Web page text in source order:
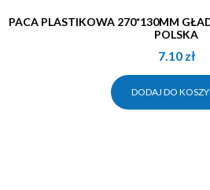
PACA PLASTIKOWA 270*130MM GŁADKA UCHWYT OTWARTY,
POLSKA
7.10 zł
DODAJ DO